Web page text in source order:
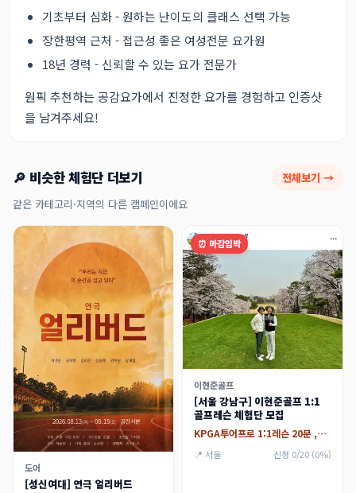
기초부터 심화 - 원하는 난이도의 클래스 선택 가능
장한평역 근처 - 접근성 좋은 여성전문 요가원
18년 경력 - 신뢰할 수 있는 요가 전문가
원픽 추천하는 공감요가에서 진정한 요가를 경험하고 인증샷
을 남겨주세요!
🔎 비슷한 체험단 더보기 전체보기 →
같은 카테고리·지역의 다른 캠페인이에요
도어
[성신여대] 연극 얼리버드
⏰ 마감임박
이현준골프
[서울 강남구] 이현준골프 1:1
골프레슨 체험단 모집
KPGA투어프로 1:1레슨 20분 ,레슨후 개인연습 60분
📍 서울 신청 0/20 (0%)